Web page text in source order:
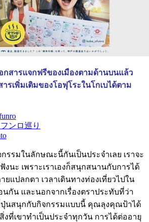
กสารแจกฟรีของเมืองตามด้านบนแล้ว
รเพิ่มเติมของโอฟุโระในโกเบได้ตาม
ンロ巡り
รรมในลักษณะนี้กันเป็นประจำเลย เราจะ
งนะ เพราะเราเองก็สนุกสนานกับการได้
ยแปลกตา เวลาเดินทางท่องเที่ยวไปใน
นกัน และนอกจากเรื่องตราประทับที่ว่า
นสนุกกับกิจกรรมแบบนี้ คุณลุงคุณป้าได้
ที่เขาทำเป็นประจำทุกวัน การได้ต่ออายุ